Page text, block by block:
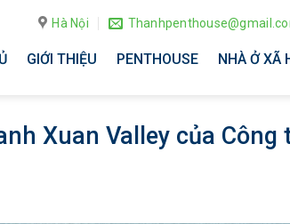
Hà Nội
GIỚI THIỆU PENTHOUSE NHÀ Ở XÃ
Xuan Valley của